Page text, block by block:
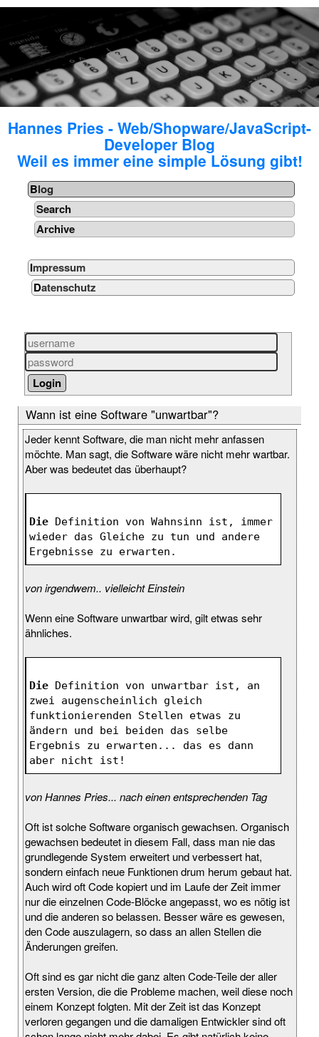
Hannes Pries - Web/Shopware/JavaScript-
Developer Blog
Weil es immer eine simple Lösung gibt!
Blog
Search
Archive
Impressum
Datenschutz
Wann ist eine Software "unwartbar"?
Jeder kennt Software, die man nicht mehr anfassen
möchte. Man sagt, die Software wäre nicht mehr wartbar.
Aber was bedeutet das überhaupt?
Die Definition von Wahnsinn ist, immer
wieder das Gleiche zu tun und andere
Ergebnisse zu erwarten.
von irgendwem.. vielleicht Einstein
Wenn eine Software unwartbar wird, gilt etwas sehr
ähnliches.
Die Definition von unwartbar ist, an
zwei augenscheinlich gleich
funktionierenden Stellen etwas zu
ändern und bei beiden das selbe
Ergebnis zu erwarten... das es dann
aber nicht ist!
von Hannes Pries... nach einen entsprechenden Tag
Oft ist solche Software organisch gewachsen. Organisch
gewachsen bedeutet in diesem Fall, dass man nie das
grundlegende System erweitert und verbessert hat,
sondern einfach neue Funktionen drum herum gebaut hat.
Auch wird oft Code kopiert und im Laufe der Zeit immer
nur die einzelnen Code-Blöcke angepasst, wo es nötig ist
und die anderen so belassen. Besser wäre es gewesen,
den Code auszulagern, so dass an allen Stellen die
Änderungen greifen.
Oft sind es gar nicht die ganz alten Code-Teile der aller
ersten Version, die die Probleme machen, weil diese noch
einem Konzept folgten. Mit der Zeit ist das Konzept
verloren gegangen und die damaligen Entwickler sind oft